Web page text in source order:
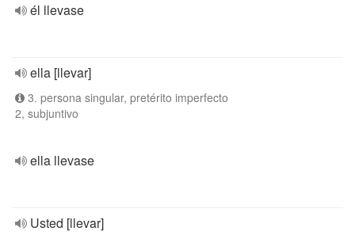
él llevase
ella [llevar]
3. persona singular, pretérito imperfecto
2, subjuntivo
ella llevase
Usted [llevar]